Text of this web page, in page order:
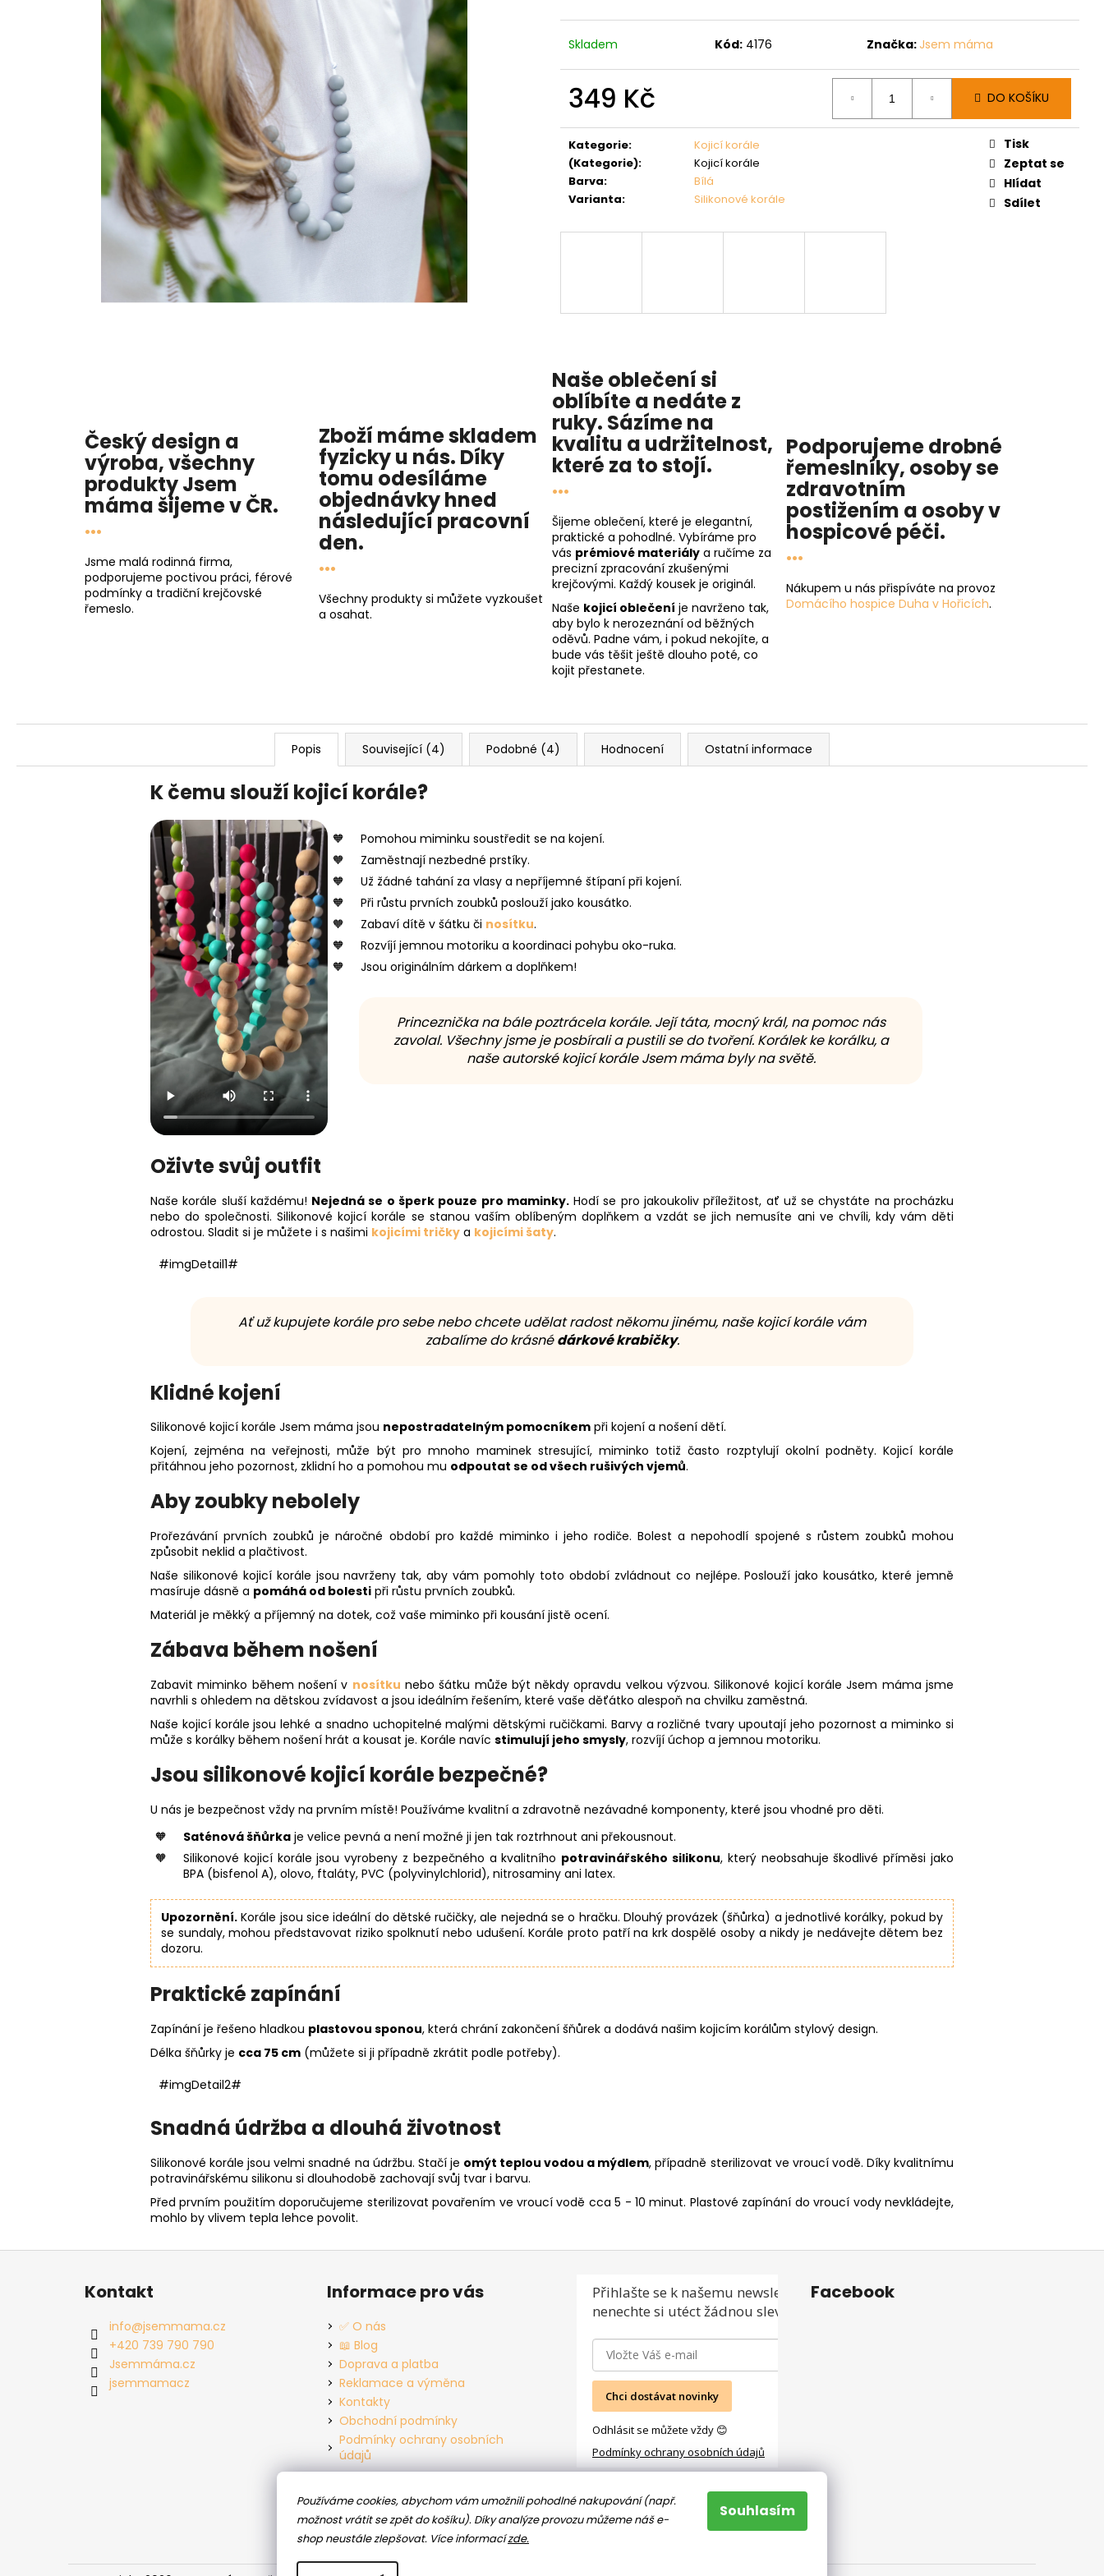
Používáme cookies, abychom vám umožnili pohodlné nakupování (např.
možnost vrátit se zpět do košíku). Díky analýze provozu můžeme náš e-
shop neustále zlepšovat. Více informacízde.
Souhlasím
Skladem Kód: 4176 Značka: Jsem máma
349 Kč
cena:
DO KOŠÍKU
Kategorie:
Kojicí korále
(Kategorie):
Kojicí korále
Barva:
Bílá
Varianta: Silikonové korále
Tisk
Zeptat se
Hlídat
Sdílet
Český design a
výroba, všechny
produktyJsem
mámašijeme v ČR.
...
Jsme malá rodinná firma,
podporujeme poctivou práci, férové
podmínky a tradiční krejčovské
řemeslo.
Zboží máme skladem
fyzicky u nás. Díky
tomu odesíláme
objednávky hned
následující pracovní
den.
...
Všechny produkty si můžete vyzkoušet
a osahat.
Naše oblečení si
oblíbíte a nedáte z
ruky. Sázíme na
kvalitu a udržitelnost,
které za to stojí.
...
Šijeme oblečení, které je elegantní,
praktické a pohodlné. Vybíráme pro
vás prémiové materiály a ručíme za
precizní zpracování zkušenými
krejčovými. Každý kousek je originál.
Naše kojicí oblečení je navrženo tak,
aby bylo k nerozeznání od běžných
oděvů. Padne vám, i pokud nekojíte, a
bude vás těšit ještě dlouho poté, co
kojit přestanete.
Podporujeme drobné
řemeslníky, osoby se
zdravotním
postižením a osoby v
hospicové péči.
...
Nákupem u nás přispíváte na provoz
Domácího hospice Duha v Hořicích.
Popis Související (4) Podobné (4) Hodnocení Ostatní informace
K čemu slouží kojicí korále?
Pomohou miminku soustředit se na kojení.
Zaměstnají nezbedné prstíky.
Už žádné tahání za vlasy a nepříjemné štípaní při kojení.
Při růstu prvních zoubků poslouží jako kousátko.
Zabaví dítě v šátku či nosítku.
Rozvíjí jemnou motoriku a koordinaci pohybu oko-ruka.
Jsou originálním dárkem a doplňkem!
Princeznička na bále poztrácela korále. Její táta, mocný král, na pomoc nás
zavolal. Všechny jsme je posbírali a pustili se do tvoření. Korálek ke korálku, a
naše autorské kojicí korále Jsem máma byly na světě.
Oživte svůj outfit
Naše korále sluší každému! Nejedná se o šperk pouze pro maminky.Hodí se pro jakoukoliv příležitost, ať už se chystáte na procházku
nebo do společnosti. Silikonové kojicí korále se stanou vaším oblíbeným doplňkem a vzdát se jich nemusíte ani ve chvíli, kdy vám děti
odrostou. Sladit si je můžete i s našimi kojicími tričky a kojicími šaty.
#imgDetail1#
Ať už kupujete korále pro sebe nebo chcete udělat radost někomu jinému, naše kojicí korále vám
zabalíme do krásnédárkové krabičky.
Klidné kojení
Silikonové kojicí korále Jsem máma jsou nepostradatelným pomocníkem při kojení a nošení dětí.
Kojení, zejména na veřejnosti, může být pro mnoho maminek stresující, miminko totiž často rozptylují okolní podněty. Kojicí korále
přitáhnou jeho pozornost, zklidní ho a pomohou mu odpoutat se od všech rušivých vjemů.
Aby zoubky nebolely
Prořezávání prvních zoubků je náročné období pro každé miminko i jeho rodiče. Bolest a nepohodlí spojené s růstem zoubků mohou
způsobit neklid a plačtivost.
Naše silikonové kojicí korále jsou navrženy tak, aby vám pomohly toto období zvládnout co nejlépe. Poslouží jako kousátko, které jemně
masíruje dásně a pomáhá od bolesti při růstu prvních zoubků.
Materiál je měkký a příjemný na dotek, což vaše miminko při kousání jistě ocení.
Zábava během nošení
Zabavit miminko během nošení v nosítku nebo šátku může být někdy opravdu velkou výzvou. Silikonové kojicí korále Jsem máma jsme
navrhli s ohledem na dětskou zvídavost a jsou ideálním řešením, které vaše děťátko alespoň na chvilku zaměstná.
Naše kojicí korále jsou lehké a snadno uchopitelné malými dětskými ručičkami. Barvy a rozličné tvary upoutají jeho pozornost a miminko si
může s korálky během nošení hrát a kousat je. Korále navíc stimulují jeho smysly, rozvíjí úchop a jemnou motoriku.
Jsou silikonové kojicí korále bezpečné?
U nás je bezpečnost vždy na prvním místě! Používáme kvalitní a zdravotně nezávadné komponenty, které jsou vhodné pro děti.
Saténová šňůrka je velice pevná a není možné ji jen tak roztrhnout ani překousnout.
Silikonové kojicí korále jsou vyrobeny z bezpečného a kvalitního potravinářského silikonu, který neobsahuje škodlivé příměsi jako
BPA (bisfenol A), olovo, ftaláty, PVC (polyvinylchlorid), nitrosaminy ani latex.
Upozornění. Korále jsou sice ideální do dětské ručičky, ale nejedná se o hračku. Dlouhý provázek (šňůrka) a jednotlivé korálky, pokud by
se sundaly, mohou představovat riziko spolknutí nebo udušení. Korále proto patří na krk dospělé osoby a nikdy je nedávejte dětem bez
dozoru.
Praktické zapínání
Zapínání je řešeno hladkou plastovou sponou, která chrání zakončení šňůrek a dodává našim kojicím korálům stylový design.
Délka šňůrky je cca 75 cm (můžete si ji případně zkrátit podle potřeby).
#imgDetail2#
Snadná údržba a dlouhá životnost
Silikonové korále jsou velmi snadné na údržbu. Stačí je omýt teplou vodou a mýdlem, případně sterilizovat ve vroucí vodě. Díky kvalitnímu
potravinářskému silikonu si dlouhodobě zachovají svůj tvar i barvu.
Před prvním použitím doporučujeme sterilizovat povařením ve vroucí vodě cca 5 - 10 minut. Plastové zapínání do vroucí vody nevkládejte,
mohlo by vlivem tepla lehce povolit.
Z
Kontakt
info@jsemmama.cz
+420 739 790 790
Jsemmáma.cz
jsemmamacz
Informace pro vás
✅ O nás
📖 Blog
Doprava a platba
Reklamace a výměna
Kontakty
Obchodní podmínky
Podmínky ochrany osobních
údajů
Přihlašte se k našemu newsletteru a
nenechte si utéct žádnou slevu ani akci!
Chci dostávat novinky
Odhlásit se můžete vždy 😊
Podmínky ochrany osobních údajů
Facebook